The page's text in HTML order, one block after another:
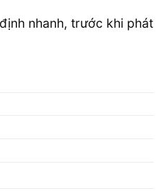
nhanh, trước khi phát